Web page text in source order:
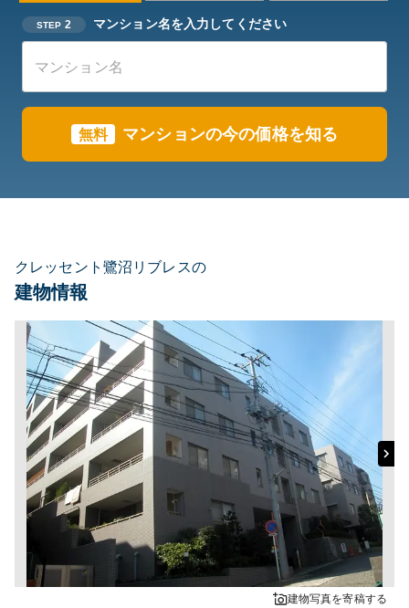
STEP 2 マンション名を入力してください
無料 マンションの今の価格を知る
クレッセント鷺沼リブレスの
建物情報
建物写真を寄稿する